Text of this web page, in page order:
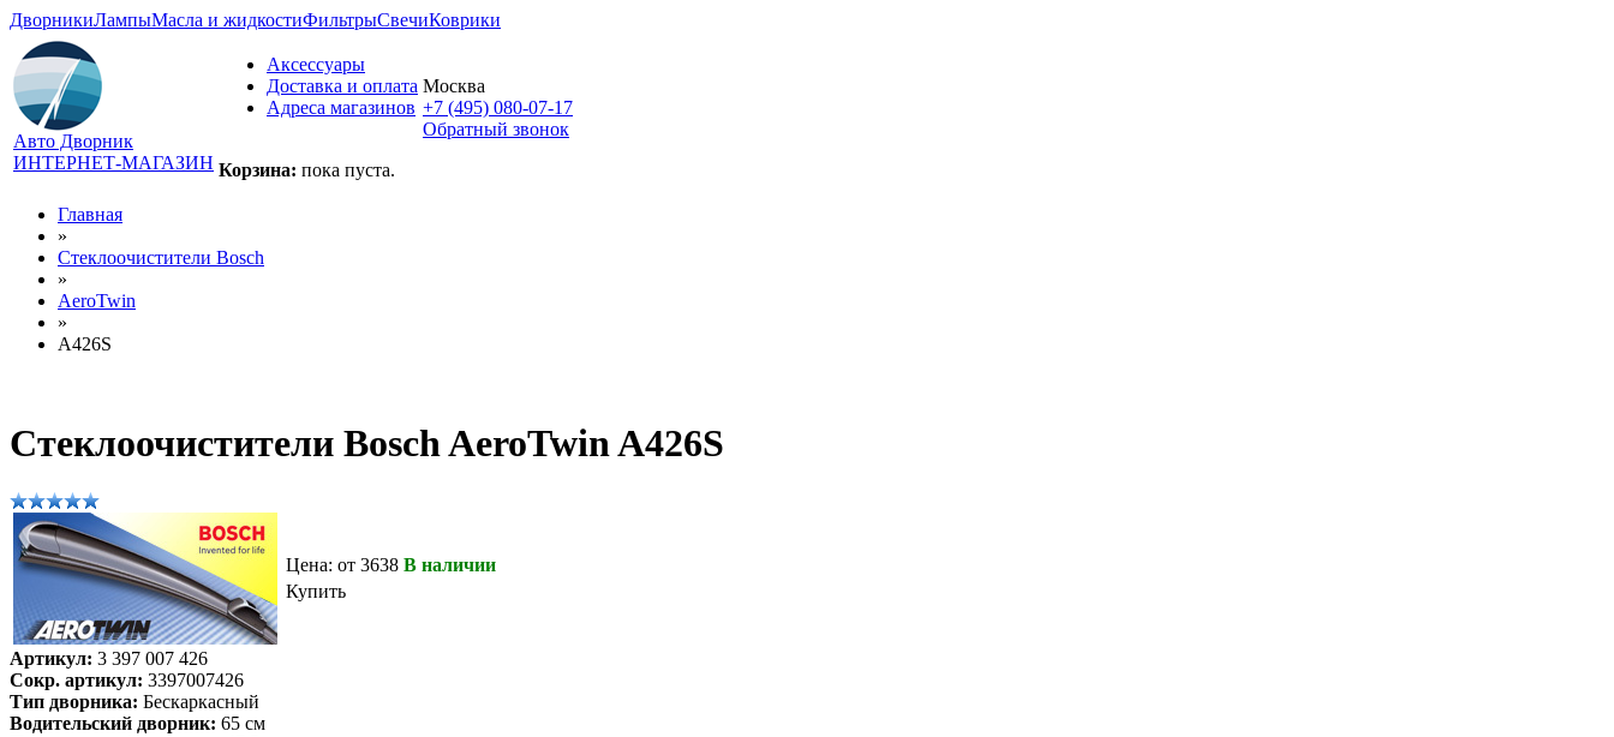
ДворникиЛампыМасла и жидкостиФильтрыСвечиКоврики
Авто Дворник
ИНТЕРНЕТ-МАГАЗИН
Аксессуары
Доставка и оплата
Адреса магазинов
Корзина: пока пуста.
Москва
+7 (495) 080-07-17
Обратный звонок
Главная
»
Стеклоочистители Bosch
»
AeroTwin
»
A426S
Стеклоочистители Bosch AeroTwin A426S
Цена: от 3638 В наличии
Купить
Артикул: 3 397 007 426
Сокр. артикул: 3397007426
Тип дворника: Бескаркасный
Водительский дворник: 65 см